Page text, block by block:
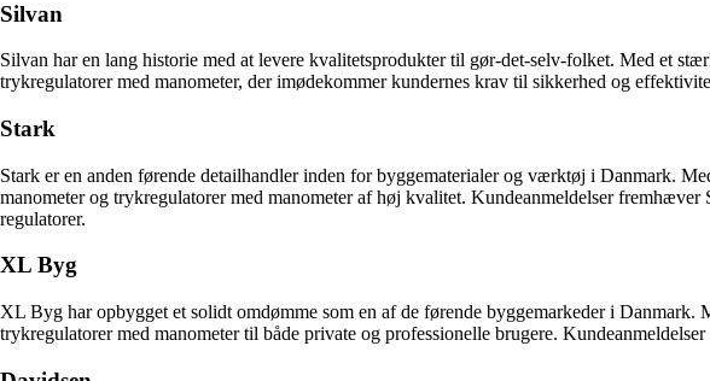
Silvan
Silvan har en lang historie med at levere kvalitetsprodukter til gør-det-selv-folket. Med et
trykregulatorer med manometer, der imødekommer kundernes krav til sikkerhed og
Stark
Stark er en anden førende detailhandler inden for byggematerialer og værktøj i Danmark.
manometer og trykregulatorer med manometer af høj kvalitet. Kundeanmeldelser
regulatorer.
XL Byg
XL Byg har opbygget et solidt omdømme som en af de førende byggemarkeder i
trykregulatorer med manometer til både private og professionelle brugere.